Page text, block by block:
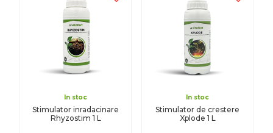
In stoc
Stimulator inradacinare
Rhyzostim 1 L
In stoc
Stimulator de crestere
Xplode 1 L